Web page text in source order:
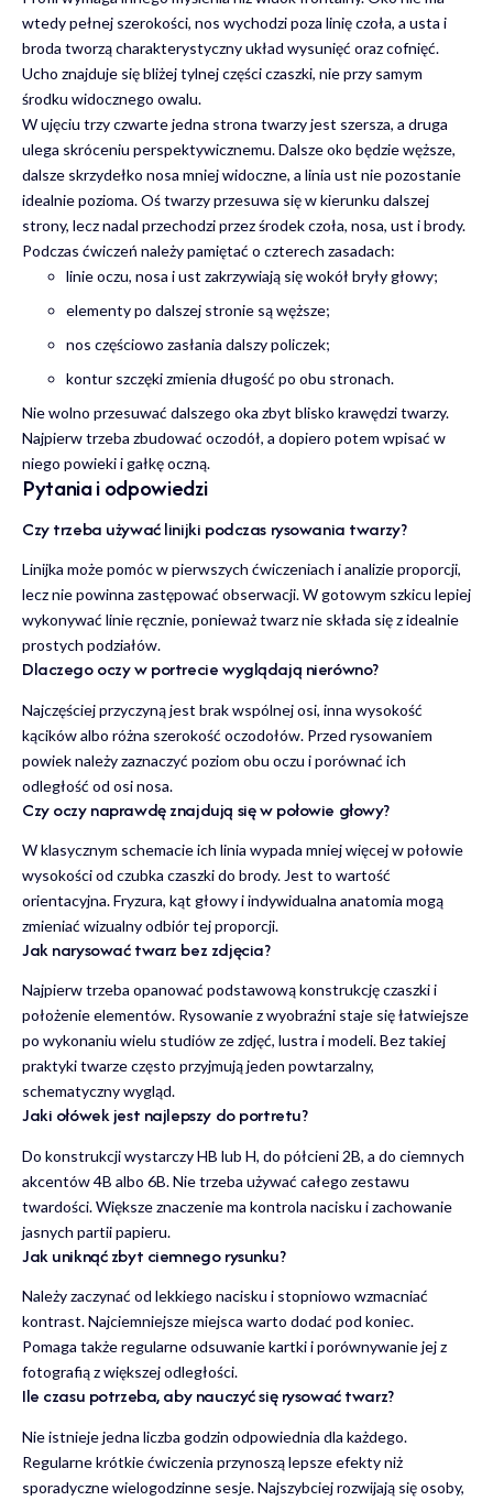
wtedy pełnej szerokości, nos wychodzi poza linię czoła, a usta i
broda tworzą charakterystyczny układ wysunięć oraz cofnięć.
Ucho znajduje się bliżej tylnej części czaszki, nie przy samym
środku widocznego owalu.
W ujęciu trzy czwarte jedna strona twarzy jest szersza, a druga
ulega skróceniu perspektywicznemu. Dalsze oko będzie węższe,
dalsze skrzydełko nosa mniej widoczne, a linia ust nie pozostanie
idealnie pozioma. Oś twarzy przesuwa się w kierunku dalszej
strony, lecz nadal przechodzi przez środek czoła, nosa, ust i brody.
Podczas ćwiczeń należy pamiętać o czterech zasadach:
linie oczu, nosa i ust zakrzywiają się wokół bryły głowy;
elementy po dalszej stronie są węższe;
nos częściowo zasłania dalszy policzek;
kontur szczęki zmienia długość po obu stronach.
Nie wolno przesuwać dalszego oka zbyt blisko krawędzi twarzy.
Najpierw trzeba zbudować oczodół, a dopiero potem wpisać w
niego powieki i gałkę oczną.
Pytania i odpowiedzi
Czy trzeba używać linijki podczas rysowania twarzy?
Linijka może pomóc w pierwszych ćwiczeniach i analizie proporcji,
lecz nie powinna zastępować obserwacji. W gotowym szkicu lepiej
wykonywać linie ręcznie, ponieważ twarz nie składa się z idealnie
prostych podziałów.
Dlaczego oczy w portrecie wyglądają nierówno?
Najczęściej przyczyną jest brak wspólnej osi, inna wysokość
kącików albo różna szerokość oczodołów. Przed rysowaniem
powiek należy zaznaczyć poziom obu oczu i porównać ich
odległość od osi nosa.
Czy oczy naprawdę znajdują się w połowie głowy?
W klasycznym schemacie ich linia wypada mniej więcej w połowie
wysokości od czubka czaszki do brody. Jest to wartość
orientacyjna. Fryzura, kąt głowy i indywidualna anatomia mogą
zmieniać wizualny odbiór tej proporcji.
Jak narysować twarz bez zdjęcia?
Najpierw trzeba opanować podstawową konstrukcję czaszki i
położenie elementów. Rysowanie z wyobraźni staje się łatwiejsze
po wykonaniu wielu studiów ze zdjęć, lustra i modeli. Bez takiej
praktyki twarze często przyjmują jeden powtarzalny,
schematyczny wygląd.
Jaki ołówek jest najlepszy do portretu?
Do konstrukcji wystarczy HB lub H, do półcieni 2B, a do ciemnych
akcentów 4B albo 6B. Nie trzeba używać całego zestawu
twardości. Większe znaczenie ma kontrola nacisku i zachowanie
jasnych partii papieru.
Jak uniknąć zbyt ciemnego rysunku?
Należy zaczynać od lekkiego nacisku i stopniowo wzmacniać
kontrast. Najciemniejsze miejsca warto dodać pod koniec.
Pomaga także regularne odsuwanie kartki i porównywanie jej z
fotografią z większej odległości.
Ile czasu potrzeba, aby nauczyć się rysować twarz?
Nie istnieje jedna liczba godzin odpowiednia dla każdego.
Regularne krótkie ćwiczenia przynoszą lepsze efekty niż
sporadyczne wielogodzinne sesje. Najszybciej rozwijają się osoby,